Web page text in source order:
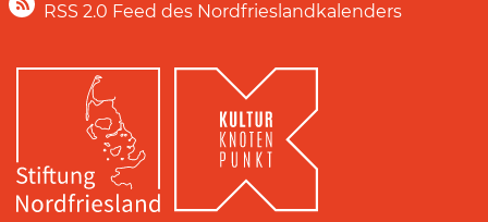
RSS 2.0 Feed des Nordfrieslandkalenders